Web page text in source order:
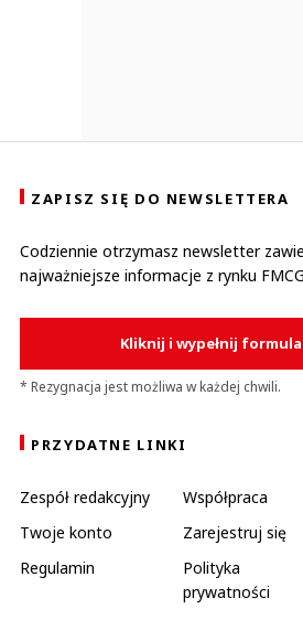
ZAPISZ SIĘ DO NEWSLETTERA
Codziennie otrzymasz newsletter
najważniejsze informacje z rynku
Kliknij i wypełnij
* Rezygnacja jest możliwa w każdej chwili.
PRZYDATNE LINKI
Zespół redakcyjny Współpraca
Twoje konto
Zarejestruj się
Regulamin
Polityka
prywatności